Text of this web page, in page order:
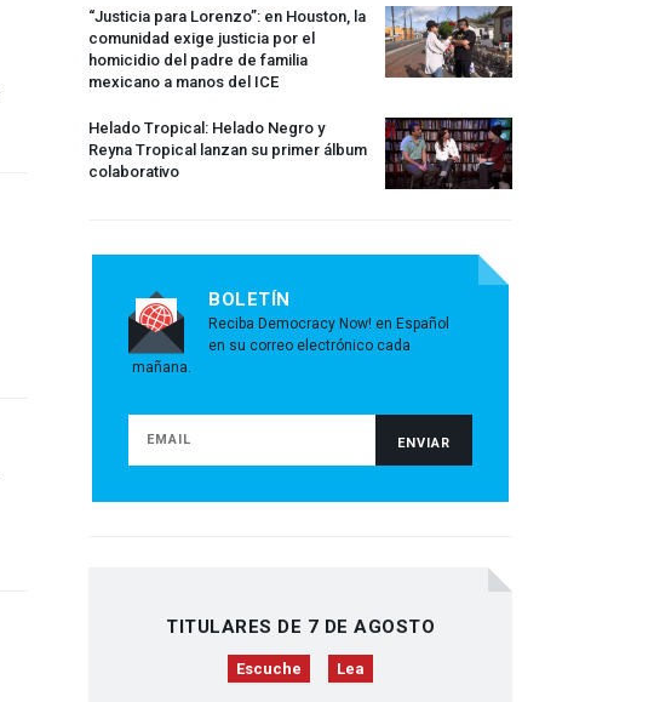
“Justicia para Lorenzo”: en Houston, la
comunidad exige justicia por el
homicidio del padre de familia
mexicano a manos del ICE
Helado Tropical: Helado Negro y
Reyna Tropical lanzan su primer álbum
colaborativo
BOLETÍN
Reciba Democracy Now! en Español
en su correo electrónico cada
mañana.
TITULARES DE 7 DE AGOSTO
Escuche Lea